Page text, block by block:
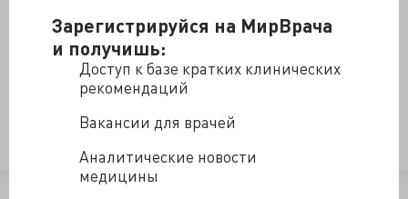
Зарегистрируйся на МирВрача
и получишь:
Доступ к базе кратких клинических
рекомендаций
Вакансии для врачей
Аналитические новости
медицины
- А чем ранее болел ваш сын?
-Здоров он! А это, с мозгами у него что-то не того;
мммм (пауза), даунистый он у меня, память
сказал "спасибо" за анестезию. Вот такая мама...